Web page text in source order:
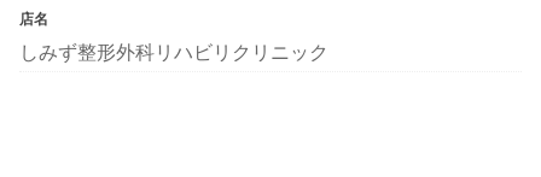
店名
しみず整形外科リハビリクリニック